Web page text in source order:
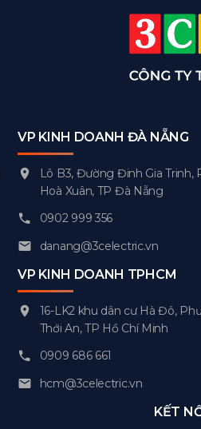
VP KINH DOANH ĐÀ NẴNG
Lô B3, Đường Đinh Gia Trinh,
Hoà Xuân, TP Đà Nẵng
0902 999 356
danang@3celectric.vn
VP KINH DOANH TPHCM
16-LK2 khu dân cư Hà Đô,
Thới An, TP Hồ Chí Minh
0909 686 661
hcm@3celectric.vn
KẾT